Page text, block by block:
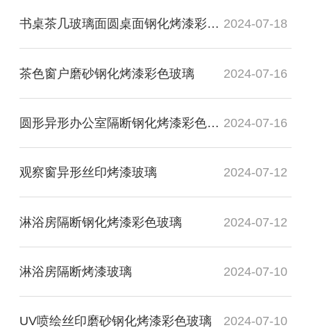
书桌茶几玻璃面圆桌面钢化烤漆彩色玻璃 2024-07-18
茶色窗户磨砂钢化烤漆彩色玻璃 2024-07-16
圆形异形办公室隔断钢化烤漆彩色玻璃 2024-07-16
观察窗异形丝印烤漆玻璃 2024-07-12
淋浴房隔断钢化烤漆彩色玻璃 2024-07-12
淋浴房隔断烤漆玻璃 2024-07-10
UV喷绘丝印磨砂钢化烤漆彩色玻璃 2024-07-10